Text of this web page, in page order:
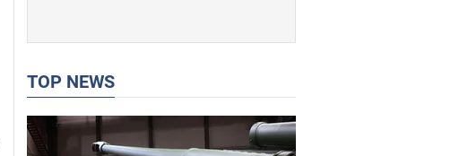
TOP NEWS